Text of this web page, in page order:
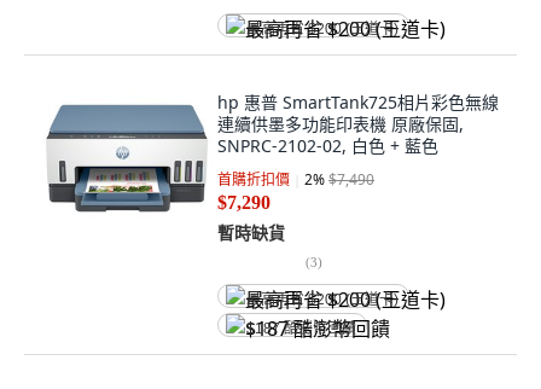
最高再省 $200 (王道卡)
hp 惠普 SmartTank725相片彩色無線
連續供墨多功能印表機 原廠保固,
SNPRC-2102-02, 白色 + 藍色
首購折扣價 2%$7,490
$7,290
暫時缺貨
(3)
最高再省 $200 (王道卡)
$187 酷澎幣回饋